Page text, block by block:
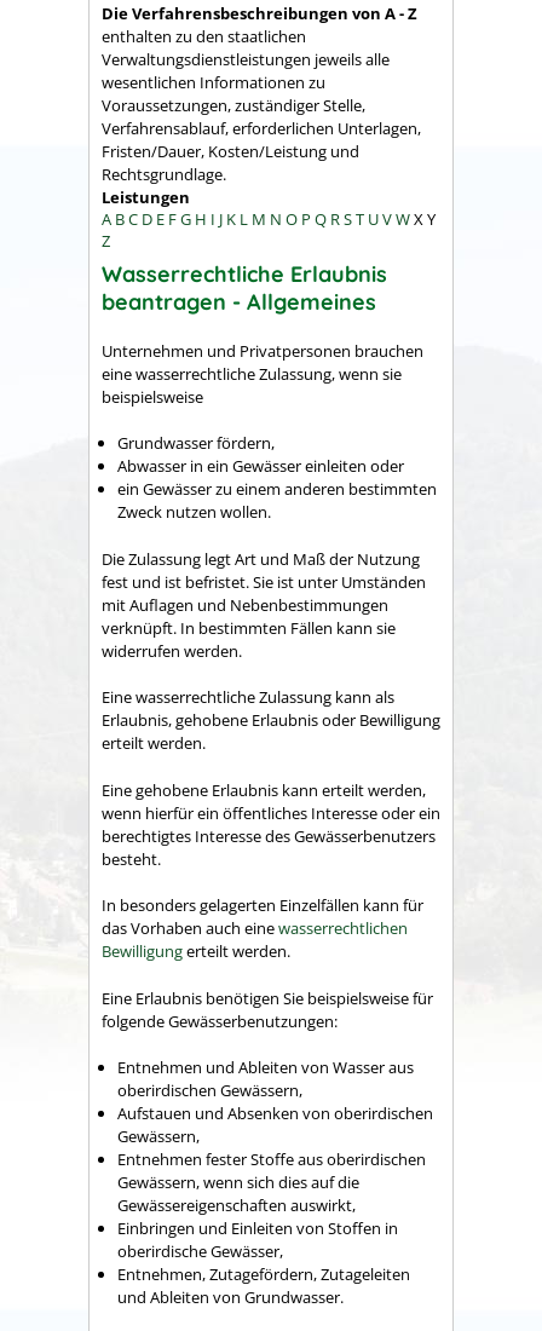
Die Verfahrensbeschreibungen von A - Z
enthalten zu den staatlichen
Verwaltungsdienstleistungen jeweils alle
wesentlichen Informationen zu
Voraussetzungen, zuständiger Stelle,
Verfahrensablauf, erforderlichen Unterlagen,
Fristen/Dauer, Kosten/Leistung und
Rechtsgrundlage.
Leistungen
A BC D E FG H I J K L M N O P Q RST UVWX Y
Z
Wasserrechtliche Erlaubnis
beantragen - Allgemeines
Unternehmen und Privatpersonen brauchen
eine wasserrechtliche Zulassung, wenn sie
beispielsweise
Grundwasser fördern,
Abwasser in ein Gewässer einleiten oder
ein Gewässer zu einem anderen bestimmten
Zweck nutzen wollen.
Die Zulassung legt Art und Maß der Nutzung
fest und ist befristet. Sie ist unter Umständen
mit Auflagen und Nebenbestimmungen
verknüpft. In bestimmten Fällen kann sie
widerrufen werden.
Eine wasserrechtliche Zulassung kann als
Erlaubnis, gehobene Erlaubnis oder Bewilligung
erteilt werden.
Einegehobene Erlaubnis kann erteilt werden,
wenn hierfür ein öffentliches Interesse oderein
berechtigtes Interesse des Gewässerbenutzers
besteht.
In besonders gelagerten Einzelfällen kann für
das Vorhaben auch einewasserrechtlichen
Bewilligungerteilt werden.
Eine Erlaubnis benötigen Sie beispielsweise für
folgende Gewässerbenutzungen:
Entnehmen und Ableiten von Wasser aus
oberirdischen Gewässern,
Aufstauen und Absenken von oberirdischen
Gewässern,
Entnehmen fester Stoffe aus oberirdischen
Gewässern, wenn sich dies auf die
Gewässereigenschaften auswirkt,
Einbringen und Einleiten von Stoffen in
oberirdische Gewässer,
Entnehmen, Zutagefördern, Zutageleiten
und Ableiten von Grundwasser.